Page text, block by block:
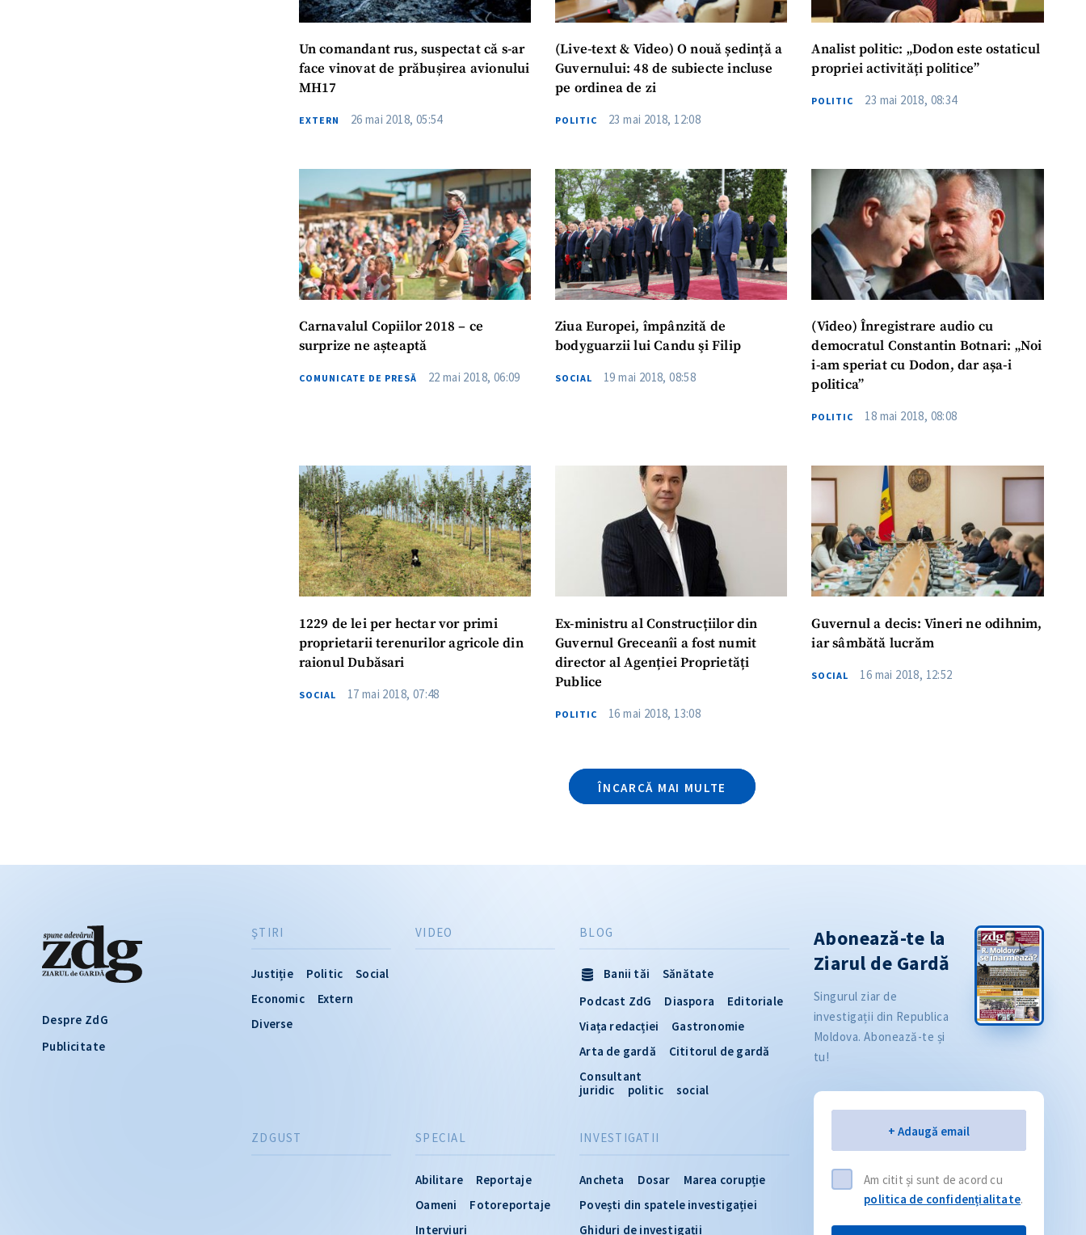
Un comandant rus, suspectat că s-ar
face vinovat de prăbușirea avionului
MH17
EXTERN 26 mai 2018, 05:54
(Live-text & Video) O nouă ședință a
Guvernului: 48 de subiecte incluse
pe ordinea de zi
POLITIC 23 mai 2018, 12:08
Analist politic: „Dodon este ostaticul
propriei activități politice”
POLITIC 23 mai 2018, 08:34
Carnavalul Copiilor 2018 – ce
surprize ne așteaptă
COMUNICATE DE PRESĂ 22 mai 2018, 06:09
Ziua Europei, împânzită de
bodyguarzii lui Candu şi Filip
SOCIAL 19 mai 2018, 08:58
(Video) Înregistrare audio cu
democratul Constantin Botnari: „Noi
i-am speriat cu Dodon, dar așa-i
politica”
POLITIC 18 mai 2018, 08:08
1229 de lei per hectar vor primi
proprietarii terenurilor agricole din
raionul Dubăsari
SOCIAL 17 mai 2018, 07:48
Ex-ministru al Construcțiilor din
Guvernul Greceanîi a fost numit
director al Agenției Proprietăți
Publice
POLITIC 16 mai 2018, 13:08
Guvernul a decis: Vineri ne odihnim,
iar sâmbătă lucrăm
SOCIAL 16 mai 2018, 12:52
ÎNCARCĂ MAI MULTE
Despre ZdG
Publicitate
ŞTIRI
Justiție Politic
Social
Economic
Extern
Diverse
INVESTIGATII
Ancheta Dosar
Marea corupție
Povești din spatele investigației
Ghiduri de investigații
VIDEO
SPECIAL
Abilitare
Reportaje
Oameni
Fotoreportaje
Interviuri
BLOG
Banii tăi
Sănătate
Podcast ZdG
Diaspora
Editoriale
Viața redacției
Gastronomie
Arta de gardă
Cititorul de gardă
Consultant
juridic
politic social
ZDGUST
Abonează-te la
Ziarul de Gardă
Singurul ziar de
investigații din Republica
Moldova. Abonează-te și
tu!
+ Adaugă email
Am citit și sunt de acord cu
politica de confidențialitate.
Titlu știre + Adaugă titlu
Fotografie + Încarcă imagine
CONTACT SURSĂ
Sursă anonimă
Nume + Numele meu
Email + Emailul meu
Telefon + Telefon personal
Am citit și sunt de acord cu